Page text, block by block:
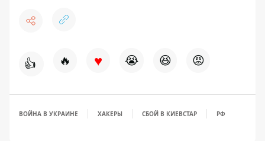
👍 🔥 ♥ 😭 😆 😡
ВОЙНА В УКРАИНЕ ХАКЕРЫ СБОЙ В КИЕВСТАР РФ